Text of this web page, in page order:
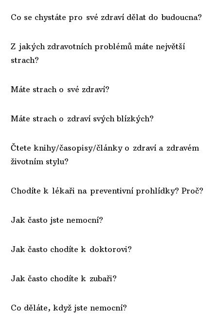
Co se chystáte pro své zdraví dělat do budoucna?
Z jakých zdravotních problémů máte největší
strach?
Máte strach o své zdraví?
Máte strach o zdraví svých blízkých?
Čtete knihy/časopisy/články o zdraví a zdravém
životním stylu?
Chodíte k lékaři na preventivní prohlídky? Proč?
Jak často jste nemocní?
Jak často chodíte k doktorovi?
Jak často chodíte k zubaři?
Co děláte, když jste nemocní?